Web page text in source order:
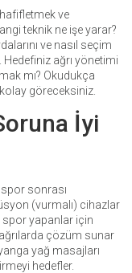
/
k
a
ve
teknik ne işe yarar?
ve nasıl seçim
ağrı yönetimi
mı? Okudukça
göreceksiniz.
İyi
sonrası
(vurmalı) cihazlar
spor yapanlar için
çözüm sunar
yağ masajları
hedefler.